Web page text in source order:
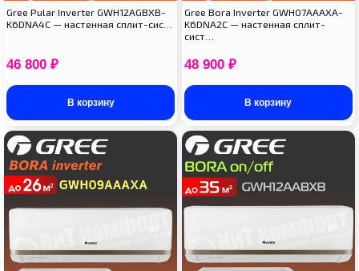
Gree Pular Inverter GWH12AGBXB-
K6DNA4C — настенная сплит-сис…
46 800 ₽
В корзину
Gree Bora Inverter GWH07AAAXA-
K6DNA2C — настенная сплит-
сист…
48 900 ₽
В корзину